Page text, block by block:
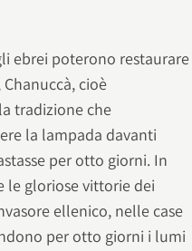
ebrei poterono restaurare
cioè
tradizione che
la lampada davanti
per otto giorni. In
le gloriose vittorie dei
ellenico, nelle case
per otto giorni i lumi